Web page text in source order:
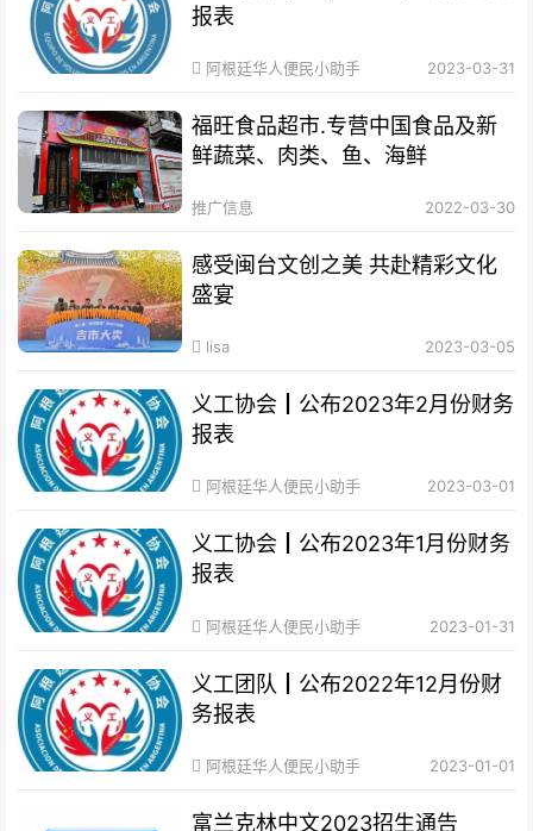
报表
阿根廷华人便民小助手 2023-03-31
福旺食品超市.专营中国食品及新
鲜蔬菜、肉类、鱼、海鲜
推广信息 2022-03-30
感受闽台文创之美 共赴精彩文化
盛宴
lisa 2023-03-05
义工协会┃公布2023年2月份财务
报表
阿根廷华人便民小助手 2023-03-01
义工协会┃公布2023年1月份财务
报表
阿根廷华人便民小助手 2023-01-31
义工团队┃公布2022年12月份财
务报表
阿根廷华人便民小助手 2023-01-01
富兰克林中文2023招生通告